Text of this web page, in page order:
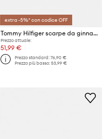
extra -5%* con codice OFF
Tommy Hilfiger scarpe da ginnastica per bambini
Prezzo attuale:
51,99 €
Prezzo standard:76,90 €
Prezzo più basso:53,99 €